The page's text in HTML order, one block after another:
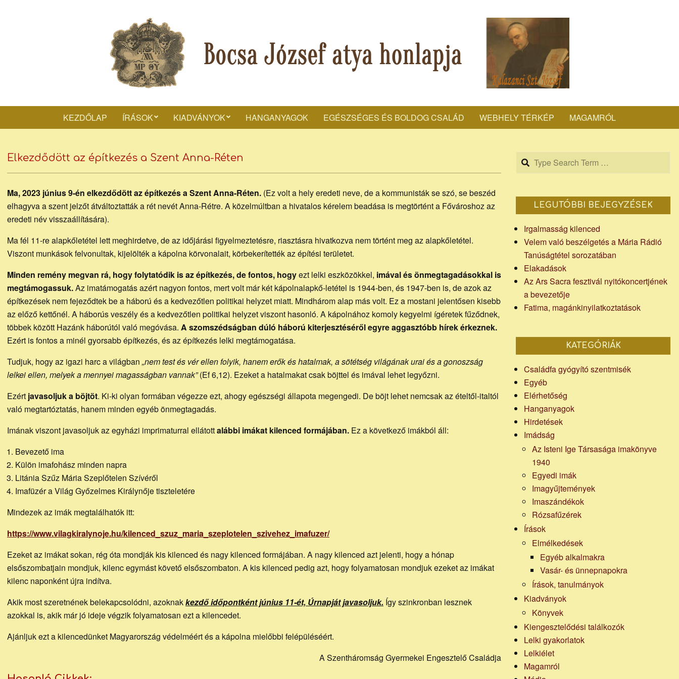
Bocsa
József
piarista
atya
honlapja
Secondary
KEZDŐLAP ÍRÁSOK KIADVÁNYOK HANGANYAGOK EGÉSZSÉGES ÉS BOLDOG CSALÁD WEBHELY TÉRKÉP MAGAMRÓL
Elkezdődött az építkezés a Szent Anna-Réten
Ma, 2023 június 9-én elkezdődött az építkezés a Szent Anna-Réten. (Ez volt a hely eredeti neve, de a kommunisták se szó, se beszéd
elhagyva a szent jelzőt átváltoztatták a rét nevét Anna-Rétre. A közelmúltban a hivatalos kérelem beadása is megtörtént a Fővároshoz az
eredeti név visszaállítására).
Ma fél 11-re alapkőletétel lett meghirdetve, de az időjárási figyelmeztetésre, riasztásra hivatkozva nem történt meg az alapkőletétel.
Viszont munkások felvonultak, kijelölték a kápolna körvonalait, körbekerítették az építési területet.
Minden remény megvan rá, hogy folytatódik is az építkezés, de fontos, hogyezt lelki eszközökkel, imával és önmegtagadásokkal is
megtámogassuk.Az imatámogatás azért nagyon fontos, mert volt már két kápolnalapkő-letétel is 1944-ben, és 1947-ben is, de azok az
építkezések nem fejeződtek be a háború és a kedvezőtlen politikai helyzet miatt. Mindhárom alap más volt. Ez a mostani jelentősen kisebb
az előző kettőnél. A háborús veszély és a kedvezőtlen politikai helyzet viszont hasonló. A kápolnához komoly kegyelmi ígéretek fűződnek,
többek között Hazánk háborútól való megóvása. A szomszédságban dúló háború kiterjesztéséről egyre aggasztóbb hírek érkeznek.
Ezért is fontos a minél gyorsabb építkezés, és az építkezés lelki megtámogatása.
Tudjuk, hogy az igazi harc a világban „nem test és vér ellen folyik, hanem erők és hatalmak, a sötétség világának urai és a gonoszság
lelkei ellen, melyek a mennyei magasságban vannak”(Ef 6,12). Ezeket a hatalmakat csak böjttel és imával lehet legyőzni.
Ezért javasoljuk a böjtöt. Ki-ki olyan formában végezze ezt, ahogy egészségi állapota megengedi. De böjt lehet nemcsak az ételtől-italtól
való megtartóztatás, hanem minden egyéb önmegtagadás.
Imának viszont javasoljuk az egyházi imprimaturral ellátottalábbi imákat kilenced formájában. Ez a következő imákból áll:
Bevezető ima
Külön imafohász minden napra
Litánia Szűz Mária Szeplőtelen Szívéről
Imafüzér a Világ Győzelmes Királynője tiszteletére
Mindezek az imák megtalálhatók itt:
https://www.vilagkiralynoje.hu/kilenced_szuz_maria_szeplotelen_szivehez_imafuzer/
Ezeket az imákat sokan, rég óta mondják kis kilenced és nagy kilenced formájában. A nagy kilenced azt jelenti, hogy a hónap
elsőszombatjain mondjuk, kilenc egymást követő elsőszombaton. A kis kilenced pedig azt, hogy folyamatosan mondjuk ezeket az imákat
kilenc naponként újra indítva.
Akik most szeretnének belekapcsolódni, azoknakkezdő időpontként június 11-ét, Úrnapját javasoljuk. Így szinkronban lesznek
azokkal is, akik már jó ideje végzik folyamatosan ezt a kilencedet.
Ajánljuk ezt a kilencedünket Magyarország védelméért és a kápolna mielőbbi felépüléséért.
A Szentháromság Gyermekei Engesztelő Családja
Search
LEGUTÓBBI BEJEGYZÉSEK
Irgalmasság kilenced
Velem való beszélgetés a Mária Rádió
Tanúságtétel sorozatában
Elakadások
Az Ars Sacra fesztivál nyitókoncertjének
a bevezetője
Fatima, magánkinyilatkoztatások
KATEGÓRIÁK
Családfa gyógyító szentmisék
Egyéb
Elérhetőség
Hanganyagok
Hirdetések
Imádság
Az Isteni Ige Társasága imakönyve
1940
Egyedi imák
Imagyűjtemények
Imaszándékok
Rózsafűzérek
Írások
Elmélkedések
Egyéb alkalmakra
Vasár- és ünnepnapokra
Írások, tanulmányok
Kiadványok
Könyvek
Kiengesztelődési találkozók
Lelki gyakorlatok
Lelkiélet
Magamról